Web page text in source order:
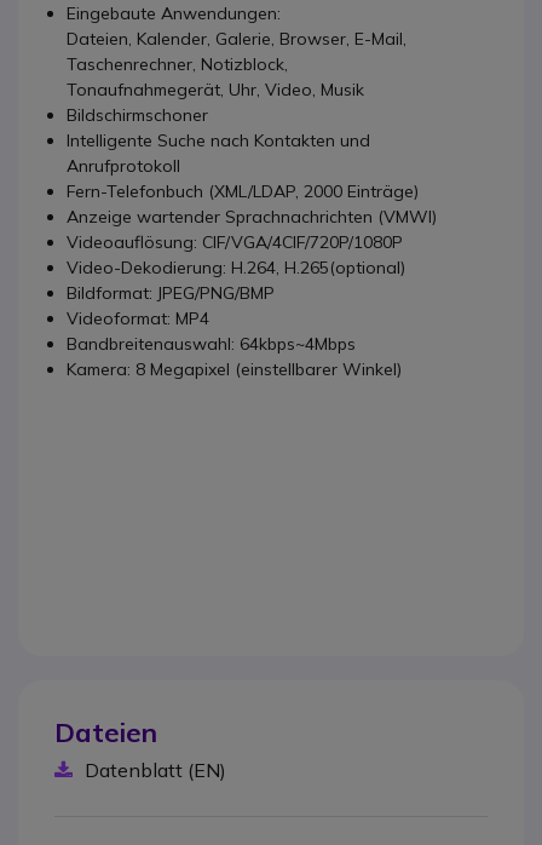
Eingebaute Anwendungen:
Dateien, Kalender, Galerie, Browser, E-Mail,
Taschenrechner, Notizblock,
Tonaufnahmegerät, Uhr, Video, Musik
Bildschirmschoner
Intelligente Suche nach Kontakten und
Anrufprotokoll
Fern-Telefonbuch (XML/LDAP, 2000 Einträge)
Anzeige wartender Sprachnachrichten (VMWI)
Videoauflösung: CIF/VGA/4CIF/720P/1080P
Video-Dekodierung: H.264, H.265(optional)
Bildformat: JPEG/PNG/BMP
Videoformat: MP4
Bandbreitenauswahl: 64kbps~4Mbps
Kamera: 8 Megapixel (einstellbarer Winkel)
Dateien
Datenblatt (EN)